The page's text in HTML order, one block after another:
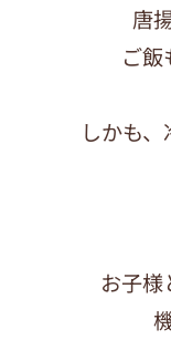
唐
ご
しかも
お子